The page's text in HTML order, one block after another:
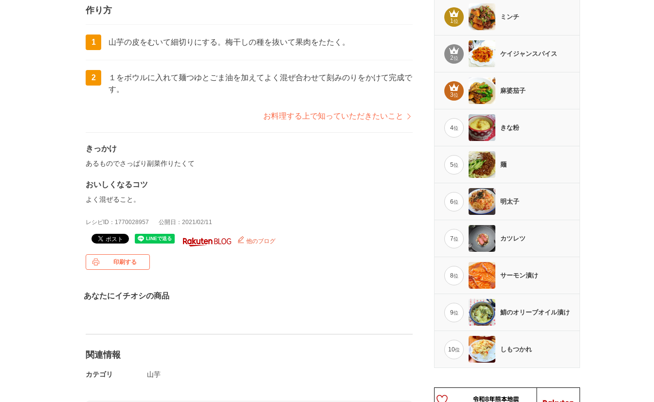
作り方
1 山芋の皮をむいて細切りにする。梅干しの種を抜いて果肉をたたく。
2
１をボウルに入れて麺つゆとごま油を加えてよく混ぜ合わせて刻みのりをかけて完成で
す。
お料理する上で知っていただきたいこと
きっかけ
あるものでさっぱり副菜作りたくて
おいしくなるコツ
よく混ぜること。
レシピID：1770028957 公開日：2021/02/11
他のブログ
印刷する
あなたにイチオシの商品
関連情報
カテゴリ 山芋
1位
ミンチ
2位
ケイジャンスパイス
3位
麻婆茄子
4位 きな粉
5位 麺
6位 明太子
7位 カツレツ
8位 サーモン漬け
9位 鯖のオリーブオイル漬け
10位 しもつかれ